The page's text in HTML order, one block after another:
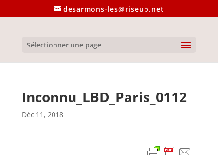
desarmons-les@riseup.net
Sélectionner une page
Inconnu_LBD_Paris_0112
Déc 11, 2018